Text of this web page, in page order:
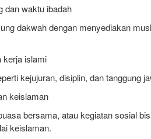
dan waktu ibadah
dakwah dengan menyediakan
kerja islami
kejujuran, disiplin, dan tanggung
keislaman
bersama, atau kegiatan sosial
keislaman.